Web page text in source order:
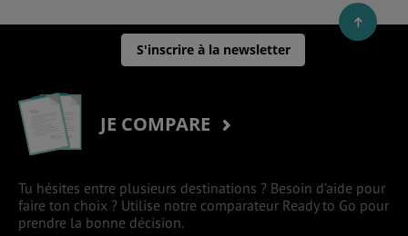
S'inscrire à la newsletter
JE COMPARE
Tu hésites entre plusieurs destinations ? Besoin d’aide pour
faire ton choix ? Utilise notre comparateur Ready to Go pour
prendre la bonne décision.